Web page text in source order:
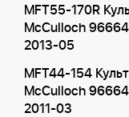
MFT55-170R
McCulloch
2013-05
MFT44-154
McCulloch
2011-03